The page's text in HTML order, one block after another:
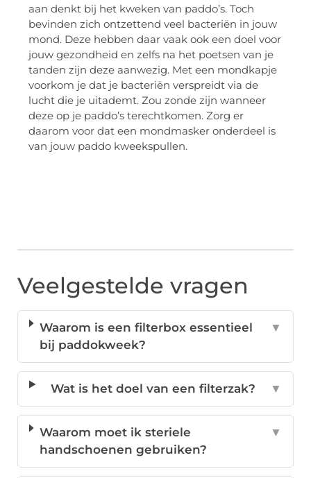
aan denkt bij het kweken van paddo’s. Toch
bevinden zich ontzettend veel bacteriën in jouw
mond. Deze hebben daar vaak ook een doel voor
jouw gezondheid en zelfs na het poetsen van je
tanden zijn deze aanwezig. Met een mondkapje
voorkom je dat je bacteriën verspreidt via de
lucht die je uitademt. Zou zonde zijn wanneer
deze op je paddo’s terechtkomen. Zorg er
daarom voor dat een mondmasker onderdeel is
van jouw paddo kweekspullen.
Veelgestelde vragen
Waarom is een filterbox essentieel
bij paddokweek?
▼
Wat is het doel van een filterzak? ▼
Waarom moet ik steriele
handschoenen gebruiken?
▼